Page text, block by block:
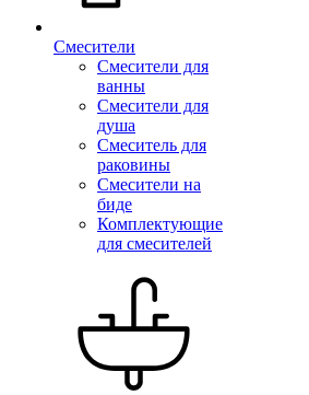
Смесители
Смесители для
ванны
Смесители для
душа
Смеситель для
раковины
Смесители на
биде
Комплектующие
для смесителей